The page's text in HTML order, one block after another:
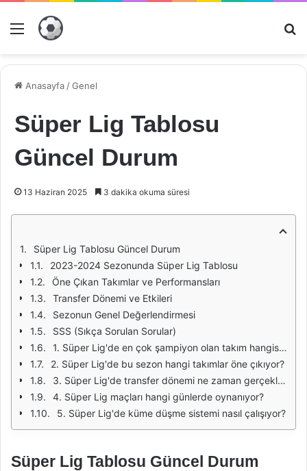
Menü
Anasayfa /Genel
Süper Lig Tablosu
Güncel Durum
13 Haziran 2025 3 dakika okuma süresi
Süper Lig Tablosu Güncel Durum
2023-2024 Sezonunda Süper Lig Tablosu
Öne Çıkan Takımlar ve Performansları
Transfer Dönemi ve Etkileri
Sezonun Genel Değerlendirmesi
SSS (Sıkça Sorulan Sorular)
1. Süper Lig'de en çok şampiyon olan takım hangisidir?
2. Süper Lig'de bu sezon hangi takımlar öne çıkıyor?
3. Süper Lig'de transfer dönemi ne zaman gerçekleşiyor?
4. Süper Lig maçları hangi günlerde oynanıyor?
5. Süper Lig'de küme düşme sistemi nasıl çalışıyor?
Süper Lig Tablosu Güncel Durum